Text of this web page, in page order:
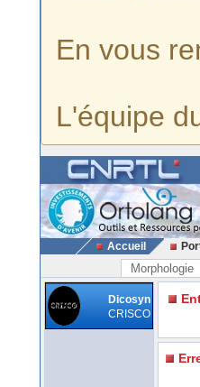
En vous
L'équipe
Accueil
Morphologie
Dicosyn
CRISCO